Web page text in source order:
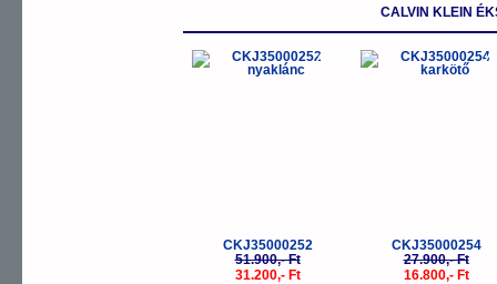
CALVIN KLEIN
-40%
CKJ35000252
51.900,- Ft
31.200,- Ft
-
CKJ35000254
27.900,- Ft
16.800,- Ft